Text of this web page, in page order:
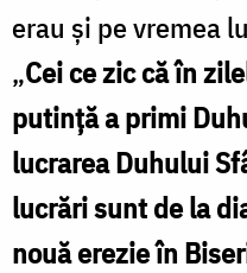
erau și pe vremea
„Cei ce zic că în
putință a primi
lucrarea Duhului
lucrări sunt de la
nouă erezie în